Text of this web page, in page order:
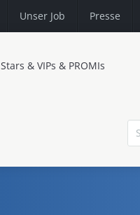
Unser Job Presse
Stars & VIPs & PROMIs